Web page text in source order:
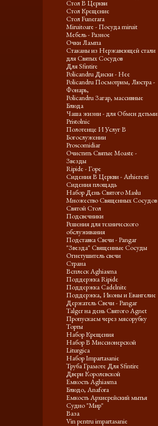
Стол В Церкви
Стол Крещение
Стол Funerara
Miruitoare - Посуда miruit
Мебель - Разное
Очки Лампа
Стаканы из Нержавеющей стали
для Святых Сосудов
Для Sfintire
Policandru Диски - Нее
Policandru Посмотрим, Люстра -
Фонарь,
Policandru Загар, массивные
Блюда
Чаша жизни - для Обмен детьми
Pristolnic
Полотенце И Услуг В
Богослужении
Proscomidiar
Очистить Святые Moaste -
Звезды
Ripide - Горе
Сидения В Церкви - Arhieresti
Сидения площадь
Набор День Святого Maslu
Множество Священных Сосудов
Святой Стол
Подсвечники
Решения для технического
обслуживания
Подставка Свечи - Pangar
"Звезда" Священные Сосуды
Огнетушитель свечи
Страна
Всплеск Aghiasma
Поддержка Ripide
Поддержка Cadelnite
Поддержка, Иконы и Евангелие
Держатель Свечи - Pangar
Talger на день Святого Agnet
Пропускаем через мясорубку
Торты
Набор Крещения
Набор В Миссионерской
Liturgica
Набор Impartasanie
Труба Грамоте Для Sfintire
Двери Королевской
Емкость Aghiasma
Блюдо, Anafora
Емкость Архиерейский мытья
Судно "Мир"
Ваза
Vin pentru impartasanie